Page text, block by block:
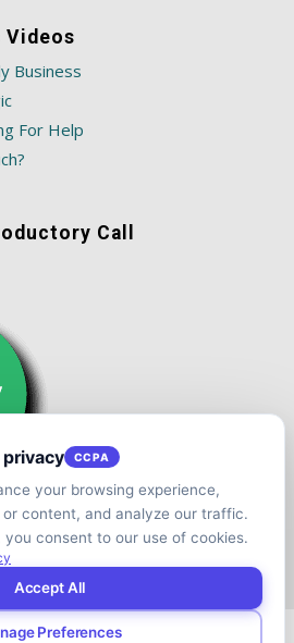
Videos
Business
For Help
Call
CCPA
your browsing experience,
or content, and analyze our traffic.
you consent to our use of cookies.
Accept All
Preferences